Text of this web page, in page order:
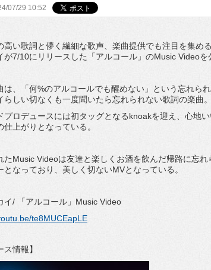
07/29 10:52
高い歌詞と儚く繊細な歌声、楽曲提供でも注目を集め
が7/10にリリースした「アルコール」のMusic Videoを
は、「何%のアルコールでも醒めない」という忘れら
らしい切なくも一度聞いたら忘れられない歌詞の楽曲
プロデュースには初タッグとなるknoakを迎え、心地
仕上がりとなっている。
たMusic Videoは友達と楽しくお酒を飲んだ帰路に忘
となっており、美しく切ないMVとなっている。
イ/ 「アルコール」Music Video
te8MUCEapLE
ス情報】